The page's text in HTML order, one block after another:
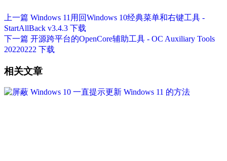
上一篇 Windows 11用回Windows 10经典菜单和右键工具 -
StartAllBack v3.4.3 下载
下一篇 开源跨平台的OpenCore辅助工具 - OC Auxiliary Tools
20220222 下载
相关文章